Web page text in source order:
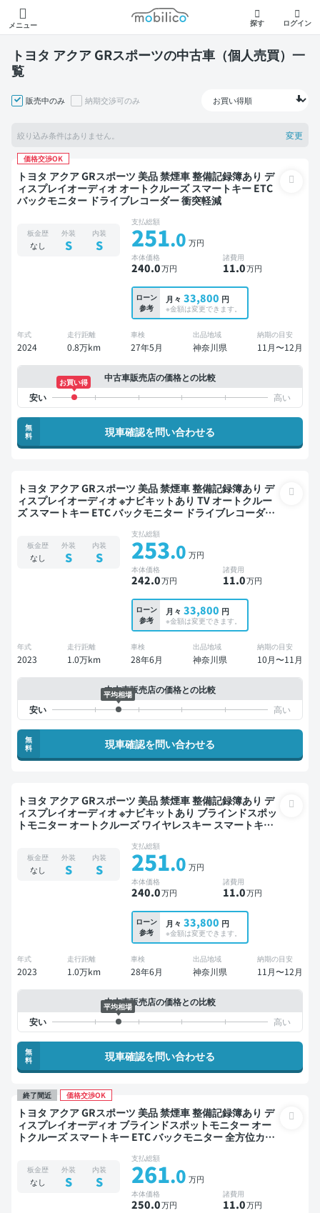
メニュー
モビリコ
探す ログイン
トヨタ アクア GRスポーツの中古車（個人売買）一
覧
販売中のみ 納期交渉可のみ
絞り込み条件はありません。 変更
価格交渉OK
トヨタ アクア GRスポーツ 美品 禁煙車 整備記録簿あり デ
ィスプレイオーディオ オートクルーズ スマートキー ETC
バックモニター ドライブレコーダー 衝突軽減
板金歴
なし
外装
S
内装
S
支払総額
251.0 万円
本体価格
240.0万円
諸費用
11.0万円
ローン
参考
月々 33,800 円
※金額は変更できます。
年式
2024
走行距離
0.8万km
車検
27年5月
出品地域
神奈川県
納期の目安
11月〜12月
中古車販売店の価格との比較
お買い得
無
料
現車確認を問い合わせる
トヨタ アクア GRスポーツ 美品 禁煙車 整備記録簿あり デ
ィスプレイオーディオ ※ナビキットあり TV オートクルー
ズ スマートキー ETC バックモニター ドライブレコーダー
板金歴
なし
外装
S
内装
S
支払総額
253.0 万円
本体価格
242.0万円
諸費用
11.0万円
ローン
参考
月々 33,800 円
※金額は変更できます。
年式
2023
走行距離
1.0万km
車検
28年6月
出品地域
神奈川県
納期の目安
10月〜11月
中古車販売店の価格との比較
平均相場
無
料
現車確認を問い合わせる
トヨタ アクア GRスポーツ 美品 禁煙車 整備記録簿あり デ
ィスプレイオーディオ ※ナビキットあり ブラインドスポッ
トモニター オートクルーズ ワイヤレスキー スマートキー
板金歴
なし
外装
S
内装
S
支払総額
251.0 万円
本体価格
240.0万円
諸費用
11.0万円
ローン
参考
月々 33,800 円
※金額は変更できます。
年式
2023
走行距離
1.0万km
車検
28年6月
出品地域
神奈川県
納期の目安
11月〜12月
中古車販売店の価格との比較
平均相場
無
料
現車確認を問い合わせる
終了間近 価格交渉OK
トヨタ アクア GRスポーツ 美品 禁煙車 整備記録簿あり デ
ィスプレイオーディオ ブラインドスポットモニター オー
トクルーズ スマートキー ETC バックモニター 全方位カメ
板金歴
なし
外装
S
内装
S
支払総額
261.0 万円
本体価格
250.0万円
諸費用
11.0万円